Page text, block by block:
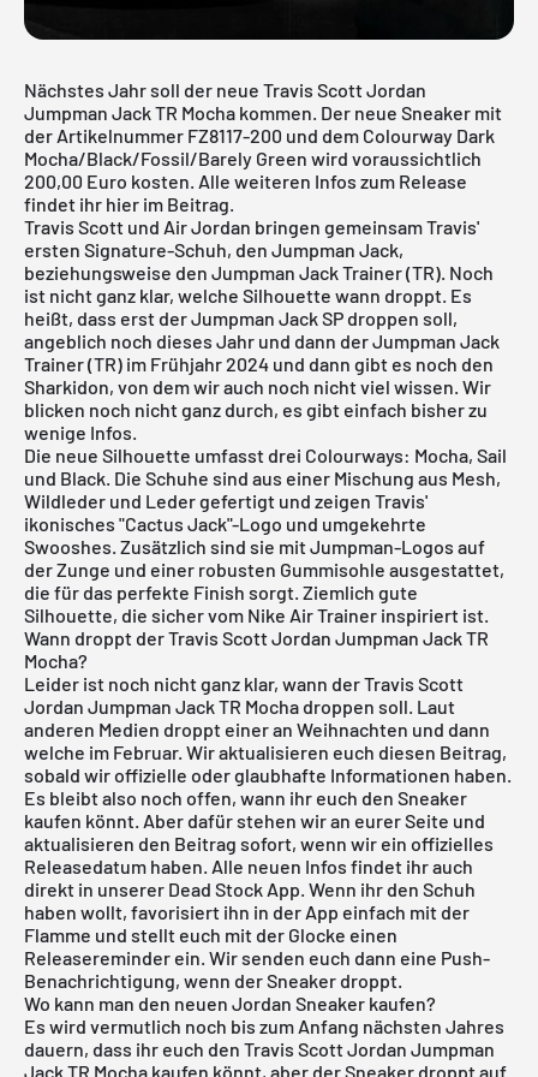
Nächstes Jahr soll der neue Travis Scott Jordan
Jumpman Jack TR Mocha kommen. Der neue Sneaker mit
der Artikelnummer FZ8117-200 und dem Colourway Dark
Mocha/Black/Fossil/Barely Green wird voraussichtlich
200,00 Euro kosten. Alle weiteren Infos zum Release
findet ihr hier im Beitrag.
Travis Scott und Air Jordan bringen gemeinsam Travis'
ersten Signature-Schuh, den Jumpman Jack,
beziehungsweise den Jumpman Jack Trainer (TR). Noch
ist nicht ganz klar, welche Silhouette wann droppt. Es
heißt, dass erst derJumpman Jack SP droppen soll,
angeblich noch dieses Jahr und dann der Jumpman Jack
Trainer (TR) im Frühjahr 2024 und dann gibt es noch den
Sharkidon, von dem wir auch noch nicht viel wissen. Wir
blicken noch nicht ganz durch, es gibt einfach bisher zu
wenige Infos.
Die neue Silhouette umfasst drei Colourways: Mocha, Sail
und Black. Die Schuhe sind aus einer Mischung aus Mesh,
Wildleder und Leder gefertigt und zeigen Travis'
ikonisches "Cactus Jack"-Logo und umgekehrte
Swooshes. Zusätzlich sind sie mit Jumpman-Logos auf
der Zunge und einer robusten Gummisohle ausgestattet,
die für das perfekte Finish sorgt. Ziemlich gute
Silhouette, die sicher vom Nike Air Trainer inspiriert ist.
Wann droppt der Travis Scott Jordan Jumpman Jack TR
Mocha?
Leider ist noch nicht ganz klar, wann der Travis Scott
Jordan Jumpman Jack TR Mocha droppen soll. Laut
anderen Medien droppt einer an Weihnachten und dann
welche im Februar. Wir aktualisieren euch diesen Beitrag,
sobald wir offizielle oder glaubhafte Informationen haben.
Es bleibt also noch offen, wann ihr euch den Sneaker
kaufen könnt. Aber dafür stehen wir an eurer Seite und
aktualisieren den Beitrag sofort, wenn wir ein offizielles
Releasedatum haben. Alle neuen Infos findet ihr auch
direkt in unserer Dead Stock App. Wenn ihr den Schuh
haben wollt, favorisiert ihn in der App einfach mit der
Flamme und stellt euch mit der Glocke einen
Releasereminder ein. Wir senden euch dann eine Push-
Benachrichtigung, wenn der Sneaker droppt.
Wo kann man den neuen Jordan Sneaker kaufen?
Es wird vermutlich noch bis zum Anfang nächsten Jahres
dauern, dass ihr euch den Travis Scott Jordan Jumpman
Jack TR Mocha kaufen könnt, aber der Sneaker droppt auf